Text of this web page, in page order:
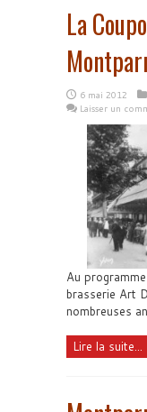
La
6 mai 2012
Laisser un
Au
brasserie Art
nombreuses
Lire la suite...